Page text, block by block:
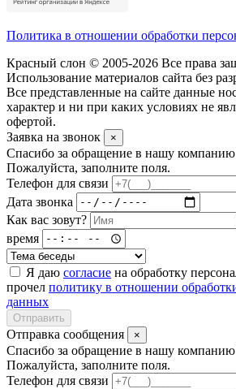
Политика в отношении обработки
Красный слон © 2005-2026 Все права
Использование материалов сайта без
Все представленные на сайте данные
характер и ни при каких условиях не
офертой.
Заявка на звонок
×
Спасибо за обращение в нашу
Пожалуйста, заполните поля.
Телефон для связи
Дата звонка
Как вас зовут?
время
Я даю согласие на обработку
прочел политику в отношении
данных
Отправить
Отправка сообщения ×
Спасибо за обращение в нашу
Пожалуйста, заполните поля.
Телефон для связи